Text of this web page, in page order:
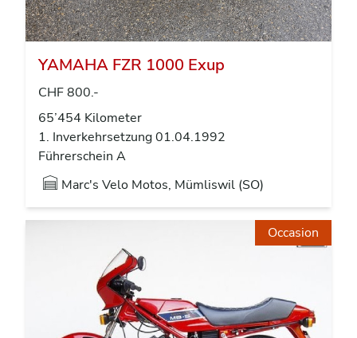
YAMAHA FZR 1000 Exup
CHF 800.-
65’454 Kilometer
1. Inverkehrsetzung 01.04.1992
Führerschein A
Marc's Velo Motos, Mümliswil (SO)
Occasion